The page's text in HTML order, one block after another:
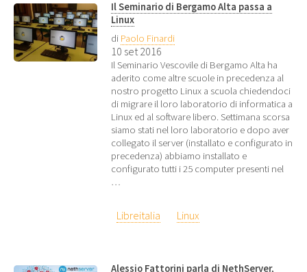
Il Seminario di Bergamo Alta passa a
Linux
di Paolo Finardi
10 set 2016
Il Seminario Vescovile di Bergamo Alta ha
aderito come altre scuole in precedenza al
nostro progetto Linux a scuola chiedendoci
di migrare il loro laboratorio di informatica a
Linux ed al software libero. Settimana scorsa
siamo stati nel loro laboratorio e dopo aver
collegato il server (installato e configurato in
precedenza) abbiamo installato e
configurato tutti i 25 computer presenti nel
…
Libreitalia Linux
Alessio Fattorini parla di NethServer,